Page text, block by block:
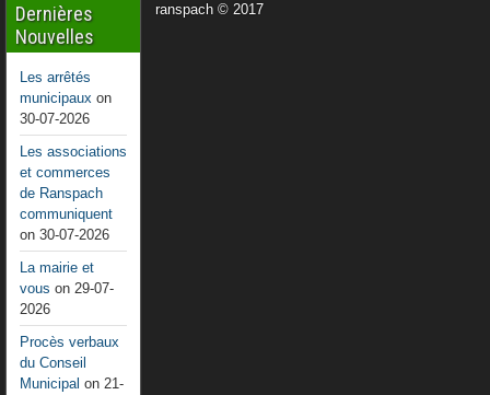
Dernières
Nouvelles
Les arrêtés
municipaux on
30-07-2026
Les associations
et commerces
de Ranspach
communiquent
on 30-07-2026
La mairie et
vous on 29-07-
2026
Procès verbaux
du Conseil
Municipal on 21-
ranspach © 2017